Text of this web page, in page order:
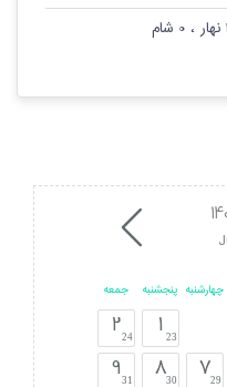
چهارشنبه
729
پنجشنبه
1 23
830
جمعه
224
9 31